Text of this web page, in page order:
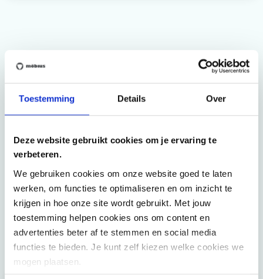
Toestemming Details Over
Deze website gebruikt cookies om je ervaring te
verbeteren.
We gebruiken cookies om onze website goed te laten
werken, om functies te optimaliseren en om inzicht te
krijgen in hoe onze site wordt gebruikt. Met jouw
toestemming helpen cookies ons om content en
advertenties beter af te stemmen en social media
functies te bieden. Je kunt zelf kiezen welke cookies we
mogen plaatsen.
dashboard is volgens mij een transparantere
specialismen en afdelingen met elkaar
vergelijken. Die cijfers zijn nodig om gericht te
sensibiliseren. [...]"
Stefan Van Neste, voormalig financieel directeur AZ
Damiaan
Bekijk alle succesverhalen